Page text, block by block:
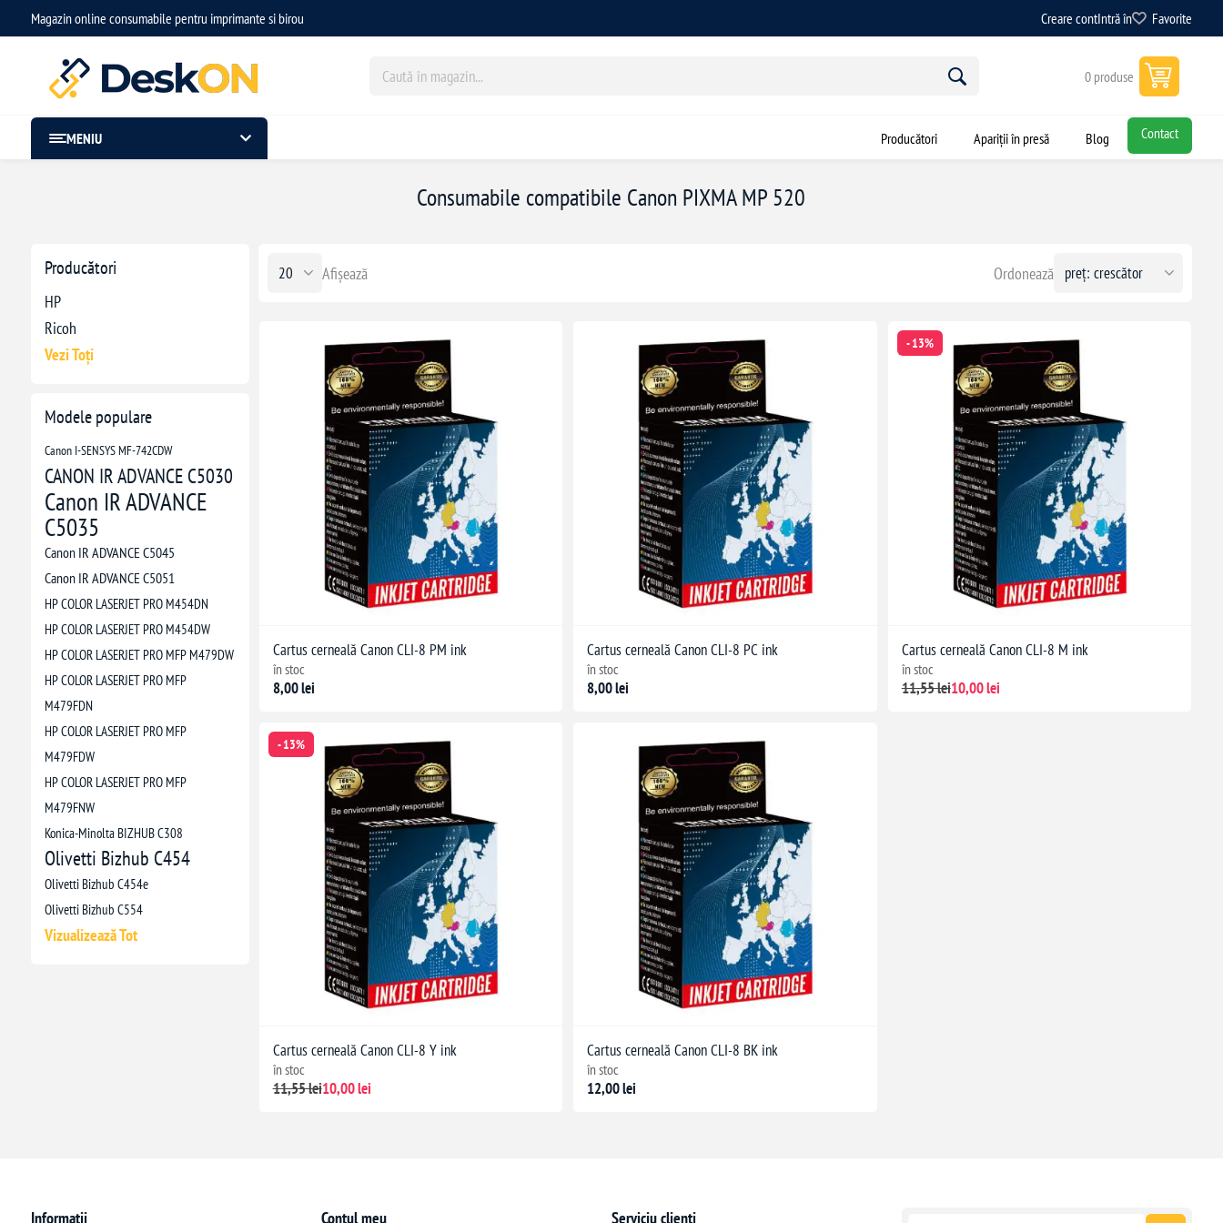
Magazin online consumabile pentru imprimante si birou Creare contIntră în Favorite
0 produse
MENIU Producători Apariții în presă Blog Contact
Producători
HP
Ricoh
Vezi Toți
Modele populare
Canon I-SENSYS MF-742CDW
CANON IR ADVANCE C5030
Canon IR ADVANCE
C5035
Canon IR ADVANCE C5045
Canon IR ADVANCE C5051
HP COLOR LASERJET PRO M454DN
HP COLOR LASERJET PRO M454DW
HP COLOR LASERJET PRO MFP M479DW
HP COLOR LASERJET PRO MFP
M479FDN
HP COLOR LASERJET PRO MFP
M479FDW
HP COLOR LASERJET PRO MFP
M479FNW
Konica-Minolta BIZHUB C308
Olivetti Bizhub C454
Olivetti Bizhub C454e
Olivetti Bizhub C554
Vizualizează Tot
Consumabile compatibile Canon PIXMA MP 520
Ordonează
Afișează
Cartus cerneală Canon CLI-8 PM ink
în stoc
8,00 lei
Cartus cerneală Canon CLI-8 PC ink
în stoc
8,00 lei
- 13%
Cartus cerneală Canon CLI-8 M ink
în stoc
11,55 lei10,00 lei
- 13%
Cartus cerneală Canon CLI-8 Y ink
în stoc
11,55 lei10,00 lei
Cartus cerneală Canon CLI-8 BK ink
în stoc
12,00 lei
Informații Contul meu Serviciu clienți